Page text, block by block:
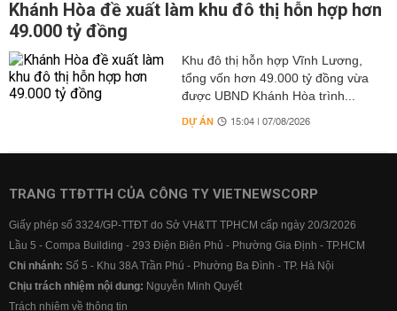
Khánh Hòa đề xuất làm khu đô thị hỗn hợp hơn
49.000 tỷ đồng
Khu đô thị hỗn hợp Vĩnh Lương,
tổng vốn hơn 49.000 tỷ đồng vừa
được UBND Khánh Hòa trình...
DỰ ÁN 15:04 | 07/08/2026
TRANG TTĐTTH CỦA CÔNG TY VIETNEWSCORP
Giấy phép số 3324/GP-TTĐT do Sở VH&TT TPHCM cấp ngày 20/3/2026
Lầu 5 - Compa Building - 293 Điện Biên Phủ - Phường Gia Định - TP.HCM
Chi nhánh: Số 5 - Khu 38A Trần Phú - Phường Ba Đình - TP. Hà Nội
Chịu trách nhiệm nội dung: Nguyễn Minh Quyết
Trách nhiệm về thông tin